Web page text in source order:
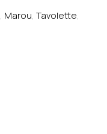
, Marou, Tavolette,